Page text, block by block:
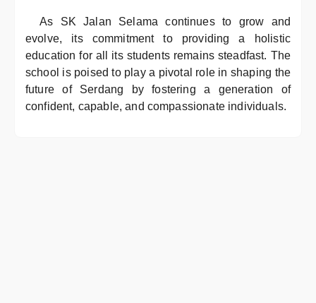
As SK Jalan Selama continues to grow and
evolve, its commitment to providing a holistic
education for all its students remains steadfast. The
school is poised to play a pivotal role in shaping the
future of Serdang by fostering a generation of
confident, capable, and compassionate individuals.